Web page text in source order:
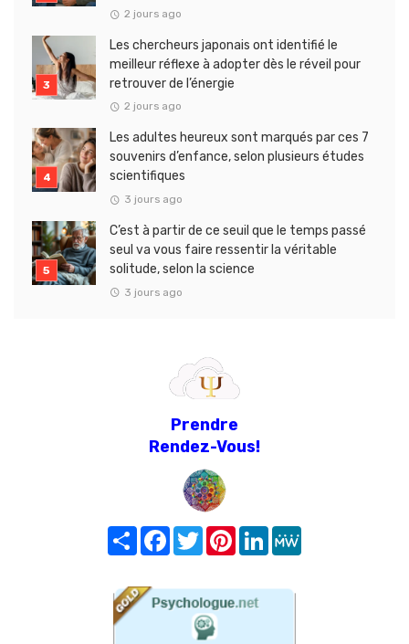
2 jours ago
Les chercheurs japonais ont identifié le
meilleur réflexe à adopter dès le réveil pour
retrouver de l’énergie
2 jours ago
Les adultes heureux sont marqués par ces 7
souvenirs d’enfance, selon plusieurs études
scientifiques
3 jours ago
C’est à partir de ce seuil que le temps passé
seul va vous faire ressentir la véritable
solitude, selon la science
3 jours ago
Prendre
Rendez-Vous!
Share FacebookTwitterPinterest
LinkedIn